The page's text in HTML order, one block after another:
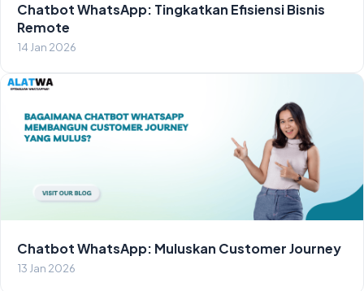
Chatbot WhatsApp: Tingkatkan Efisiensi Bisnis
Remote
14 Jan 2026
Chatbot WhatsApp: Muluskan Customer Journey
13 Jan 2026